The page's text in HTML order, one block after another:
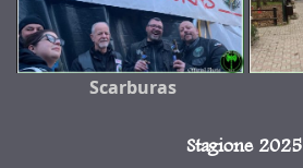
Scarburas
Stagione 2025